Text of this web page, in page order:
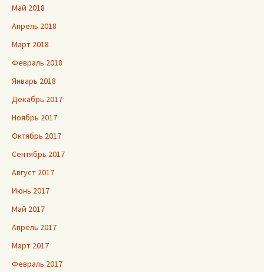
Май 2018
Апрель 2018
Март 2018
Февраль 2018
Январь 2018
Декабрь 2017
Ноябрь 2017
Октябрь 2017
Сентябрь 2017
Август 2017
Июнь 2017
Май 2017
Апрель 2017
Март 2017
Февраль 2017